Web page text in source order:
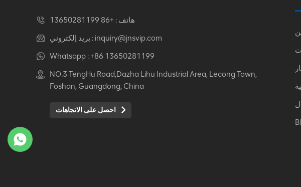
كرسي جلدي مريح Auding:
المكتبي والمنزلي
عرض التفاصيل
كرسي جلدي مريح من
طوال اليوم
هاتف : +86 13650281199
بريد إلكتروني : inquiry@jnsvip.com
Whatsapp :+86 13650281199
NO.3 TengHu Road,Dazha Lihu Industrial Area, Lecong Town,
Foshan, Guangdong, China